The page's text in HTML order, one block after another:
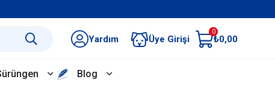
Yardım Üye Girişi
0
₺0,00
Blog